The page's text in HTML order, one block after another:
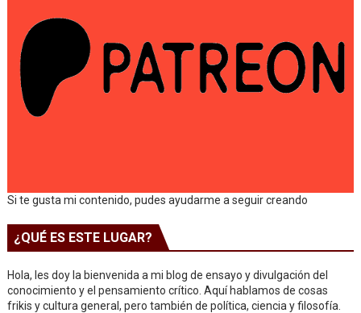
Si te gusta mi contenido, pudes ayudarme a seguir creando
¿QUÉ ES ESTE LUGAR?
Hola, les doy la bienvenida a mi blog de ensayo y divulgación del
conocimiento y el pensamiento crítico. Aquí hablamos de cosas
frikis y cultura general, pero también de política, ciencia y filosofía.